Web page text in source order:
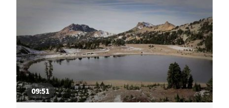
09:51